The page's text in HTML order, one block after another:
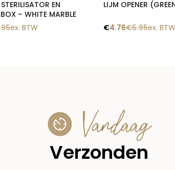
EN
– WHITE MARBLE
ex. BTW
LIJM OPENER
€5.95
€4.76 ex. BTW
Vandaag
Verzonden